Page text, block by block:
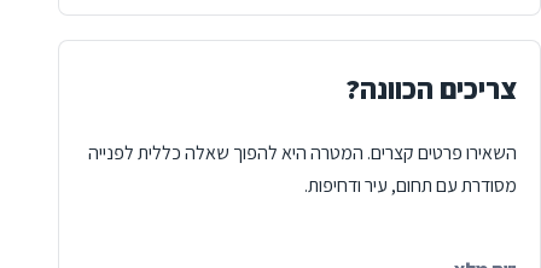
צריכים הכוונה?
השאירו פרטים קצרים. המטרה היא להפוך שאלה כללית לפנייה
מסודרת עם תחום, עיר ודחיפות.